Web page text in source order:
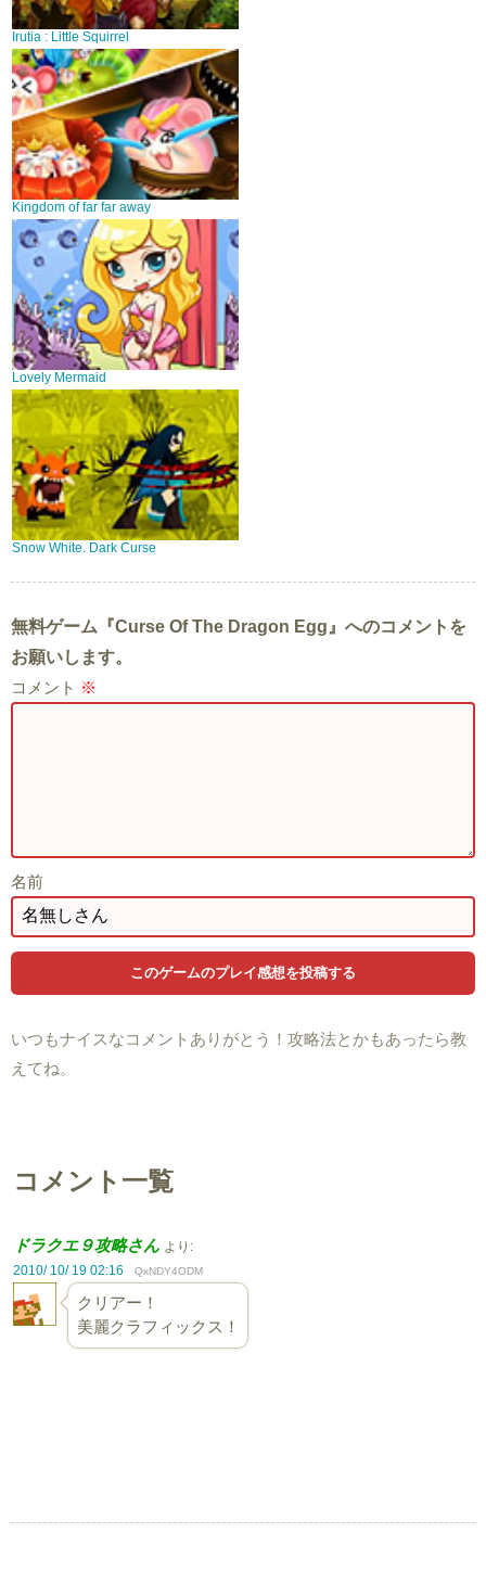
Irutia : Little Squirrel
Kingdom of far far away
Lovely Mermaid
Snow White. Dark Curse
無料ゲーム『Curse Of The Dragon Egg』へのコメントを
お願いします。
コメント ※
名前
いつもナイスなコメントありがとう！攻略法とかもあったら教
えてね。
コメント一覧
ドラクエ９攻略さん より:
2010/ 10/ 19 02:16
QxNDY4ODM
クリアー！
美麗クラフィックス！